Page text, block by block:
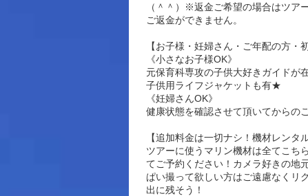
（＾＾）※返金ご希望の場合はツア
ご返金ができません。
【お子様・妊婦さん・ご年配の方・
《小さなお子様OK》
元保育科専攻の子供大好きガイドが
子供用ライフジャケットも有★
《妊婦さんOK》
健康状態を確認させて頂いてからの
【追加料金は一切ナシ！機材レンタ
ツアーに使うマリン機材は全てこち
てご予約ください！カメラ好きの地
ぱい撮って欲しい方はご遠慮なくリ
出に残そう！